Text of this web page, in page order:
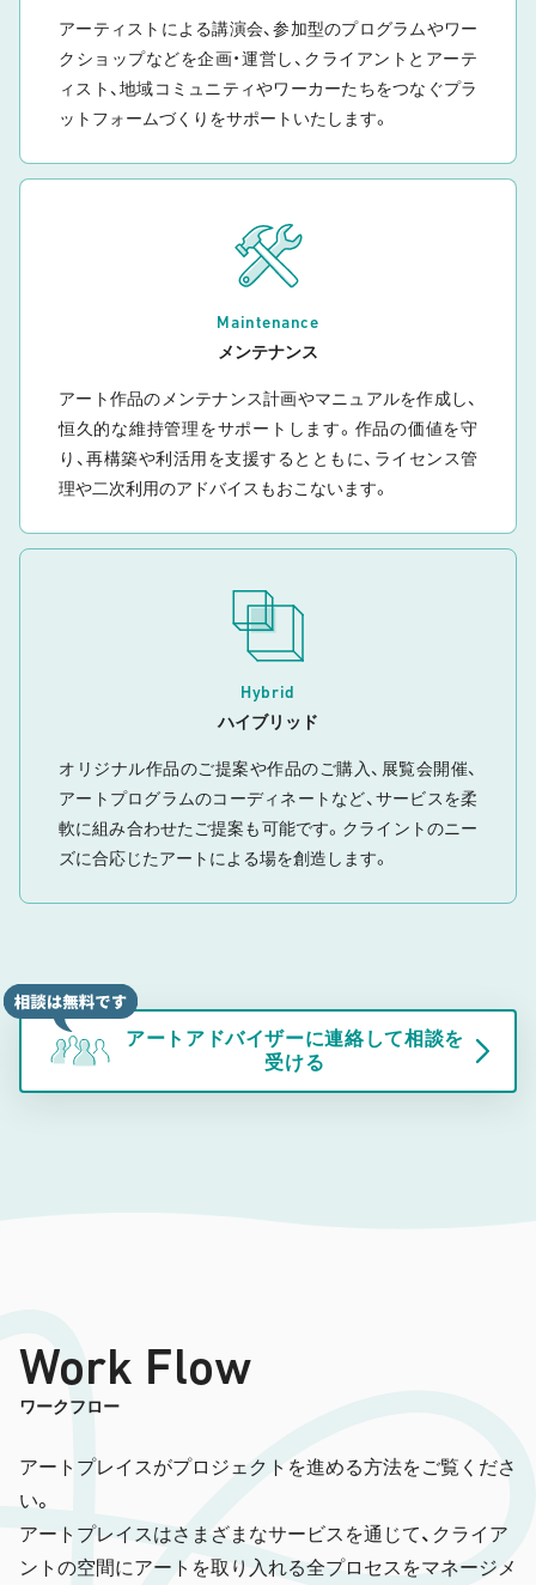
アーティストによる講演会、参加型のプログラムやワー
クショップなどを企画・運営し、クライアントとアーテ
ィスト、地域コミュニティやワーカーたちをつなぐプラ
ットフォームづくりをサポートいたします。
Maintenance
メンテナンス
アート作品のメンテナンス計画やマニュアルを作成し、
恒久的な維持管理をサポートします。作品の価値を守
り、再構築や利活用を支援するとともに、ライセンス管
理や二次利用のアドバイスもおこないます。
Hybrid
ハイブリッド
オリジナル作品のご提案や作品のご購入、展覧会開催、
アートプログラムのコーディネートなど、サービスを柔
軟に組み合わせたご提案も可能です。クライントのニー
ズに合応じたアートによる場を創造します。
アートアドバイザーに連絡して相談を
受ける
Work Flow
ワークフロー
アートプレイスがプロジェクトを進める方法をご覧くださ
い。
アートプレイスはさまざまなサービスを通じて、クライア
ントの空間にアートを取り入れる全プロセスをマネージメ